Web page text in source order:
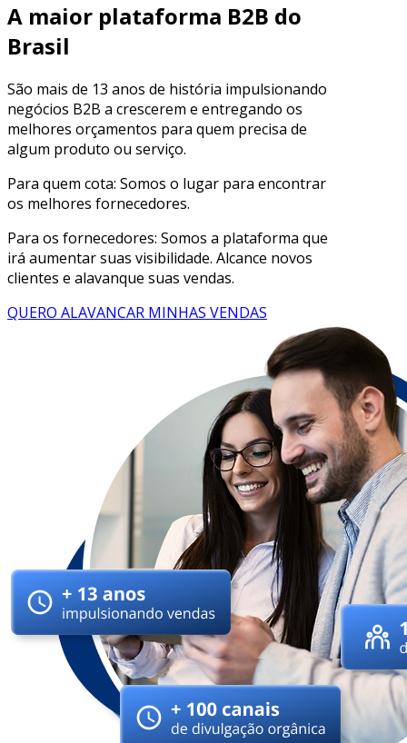
A maior plataforma B2B do
Brasil
São mais de 13 anos de história impulsionando
negócios B2B a crescerem e entregando os
melhores orçamentos para quem precisa de
algum produto ou serviço.
Para quem cota: Somos o lugar para encontrar
os melhores fornecedores.
Para os fornecedores: Somos a plataforma que
irá aumentar suas visibilidade. Alcance novos
clientes e alavanque suas vendas.
QUERO ALAVANCAR MINHAS VENDAS